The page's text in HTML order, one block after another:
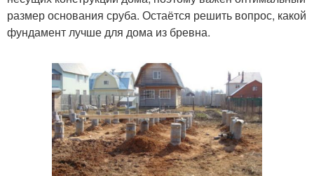
размер основания сруба. Остаётся решить вопрос, какой
фундамент лучше для дома из бревна.